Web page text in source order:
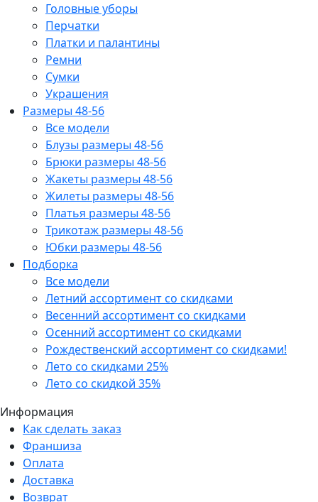
Головные уборы
Перчатки
Платки и палантины
Ремни
Сумки
Украшения
Размеры 48-56
Все модели
Блузы размеры 48-56
Брюки размеры 48-56
Жакеты размеры 48-56
Жилеты размеры 48-56
Платья размеры 48-56
Трикотаж размеры 48-56
Юбки размеры 48-56
Подборка
Все модели
Летний ассортимент со скидками
Весенний ассортимент со скидками
Осенний ассортимент со скидками
Рождественский ассортимент со скидками!
Лето со скидками 25%
Лето со скидкой 35%
Информация
Как сделать заказ
Франшиза
Оплата
Доставка
Возврат